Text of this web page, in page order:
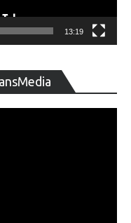
13:19
de